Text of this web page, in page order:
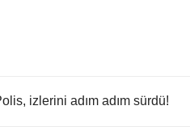
izlerini adım adım sürdü!